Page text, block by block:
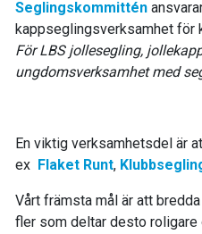
Seglingskommittén
kappseglingsverksamhet för
För LBS jollesegling,
ungdomsverksamhet med
En viktig verksamhetsdel är
ex Flaket Runt,
Vårt främsta mål är att
fler som deltar desto roligare